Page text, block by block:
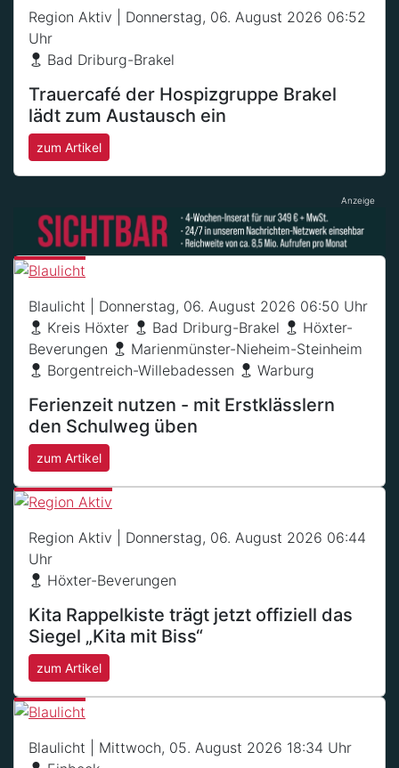
Region Aktiv
| Donnerstag, 06. August 2026 06:52
Uhr
Bad Driburg-Brakel
Trauercafé der Hospizgruppe Brakel
lädt zum Austausch ein
zum Artikel
Anzeige
Blaulicht
| Donnerstag, 06. August 2026 06:50 Uhr
Kreis Höxter
Bad Driburg-Brakel
Höxter-
Beverungen
Marienmünster-Nieheim-Steinheim
Borgentreich-Willebadessen
Warburg
Ferienzeit nutzen - mit Erstklässlern
den Schulweg üben
zum Artikel
Region Aktiv
| Donnerstag, 06. August 2026 06:44
Uhr
Höxter-Beverungen
Kita Rappelkiste trägt jetzt offiziell das
Siegel „Kita mit Biss“
zum Artikel
Blaulicht
| Mittwoch, 05. August 2026 18:34 Uhr